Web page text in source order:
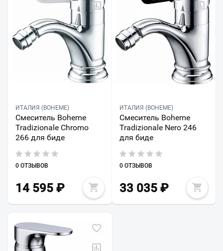
ИТАЛИЯ (BOHEME)
Смеситель Boheme
Tradizionale Chromo
266 для биде
0 ОТЗЫВОВ
14 595 ₽
ИТАЛИЯ (BOHEME)
Смеситель Boheme
Tradizionale Nero 246
для биде
0 ОТЗЫВОВ
33 035₽